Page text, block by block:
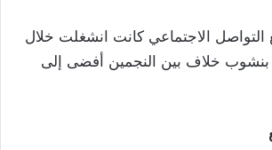
التواصل الاجتماعي كانت انشغلت خلال
بنشوب خلاف بين النجمين أفضى إلى